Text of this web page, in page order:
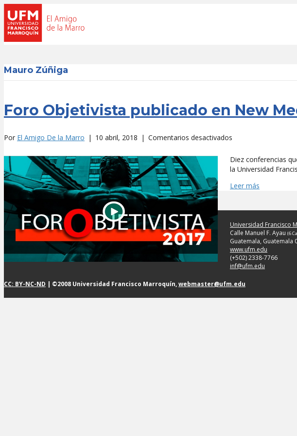
Mauro Zúñiga
Foro Objetivista publicado en New
Por El Amigo De la Marro | 10 abril, 2018 | Comentarios desactivados
Objetivista
publicado
New
Diez conferencias
la Universidad
Leer más
Universidad Francisco
Calle Manuel F. Ayau (6
Guatemala, Guatemala
www.ufm.edu
(+502) 2338-7766
inf@ufm.edu
CC: BY-NC-ND | ©2008 Universidad Francisco Marroquín,webmaster@ufm.edu